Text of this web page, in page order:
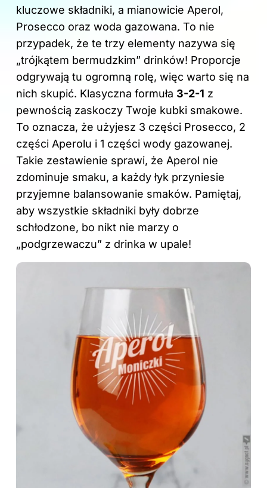
kluczowe składniki, a mianowicie Aperol,
Prosecco oraz woda gazowana. To nie
przypadek, że te trzy elementy nazywa się
„trójkątem bermudzkim” drinków! Proporcje
odgrywają tu ogromną rolę, więc warto się na
nich skupić. Klasyczna formuła 3-2-1 z
pewnością zaskoczy Twoje kubki smakowe.
To oznacza, że użyjesz 3 części Prosecco, 2
części Aperolu i 1 części wody gazowanej.
Takie zestawienie sprawi, że Aperol nie
zdominuje smaku, a każdy łyk przyniesie
przyjemne balansowanie smaków. Pamiętaj,
aby wszystkie składniki były dobrze
schłodzone, bo nikt nie marzy o
„podgrzewaczu” z drinka w upale!